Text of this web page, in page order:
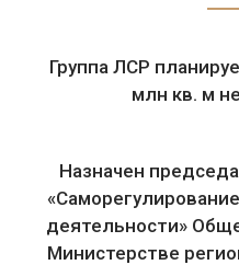
Группа ЛСР
млн кв. м
Назначен
деятельности»
Министерстве